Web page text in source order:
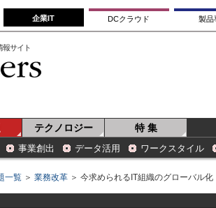
企業IT DCクラウド 製品
報サイト
テクノロジー 特 集
事業創出 データ活用 ワークスタイル
一覧 ＞ 業務改革 ＞ 今求められるIT組織のグローバル化